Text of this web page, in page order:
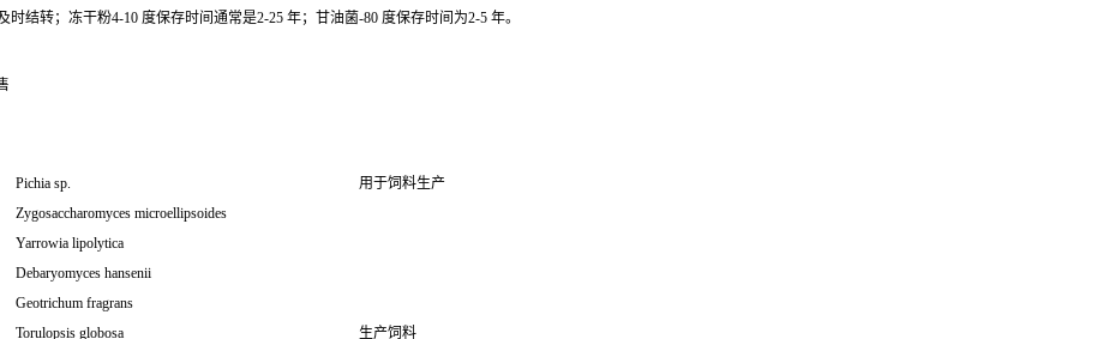
结转；冻干粉4-10 度保存时间通常是2-25 年；甘油菌-80 度保存时间为2-5 年。
Pichia sp.
用于饲料生产
Zygosaccharomyces microellipsoides
Yarrowia lipolytica
Debaryomyces hansenii
Geotrichum fragrans
Torulopsis globosa 生产饲料